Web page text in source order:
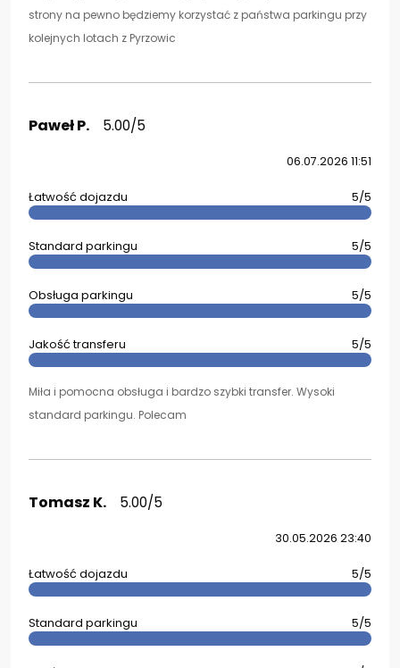
strony na pewno będziemy korzystać z państwa parkingu przy
kolejnych lotach z Pyrzowic
Paweł P. 5.00/5
06.07.2026 11:51
Łatwość dojazdu 5/5
Standard parkingu 5/5
Obsługa parkingu 5/5
Jakość transferu 5/5
Miła i pomocna obsługa i bardzo szybki transfer. Wysoki
standard parkingu. Polecam
Tomasz K. 5.00/5
30.05.2026 23:40
Łatwość dojazdu 5/5
Standard parkingu 5/5